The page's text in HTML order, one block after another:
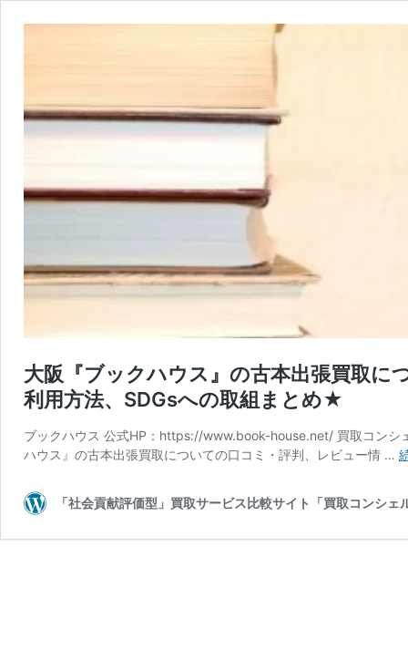
大阪『ブックハウス』の古本出張買取に
利用方法、SDGsへの取組まとめ★
ブックハウス 公式HP：https://www.book-house.net/ 買取コンシ
ハウス』の古本出張買取についての口コミ・評判、レビュー情 …
「社会貢献評価型」買取サービス比較サイト「買取コンシェ